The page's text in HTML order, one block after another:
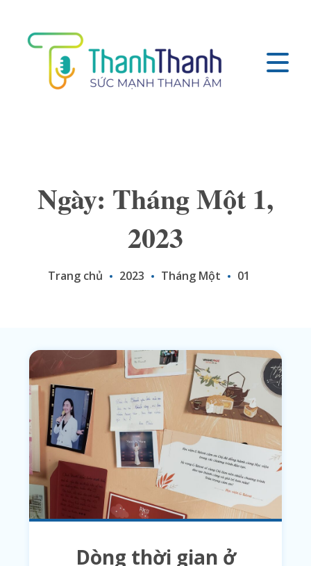
Ngày: Tháng Một 1,
2023
Trang chủ 2023 Tháng Một 01
Dòng thời gian ở